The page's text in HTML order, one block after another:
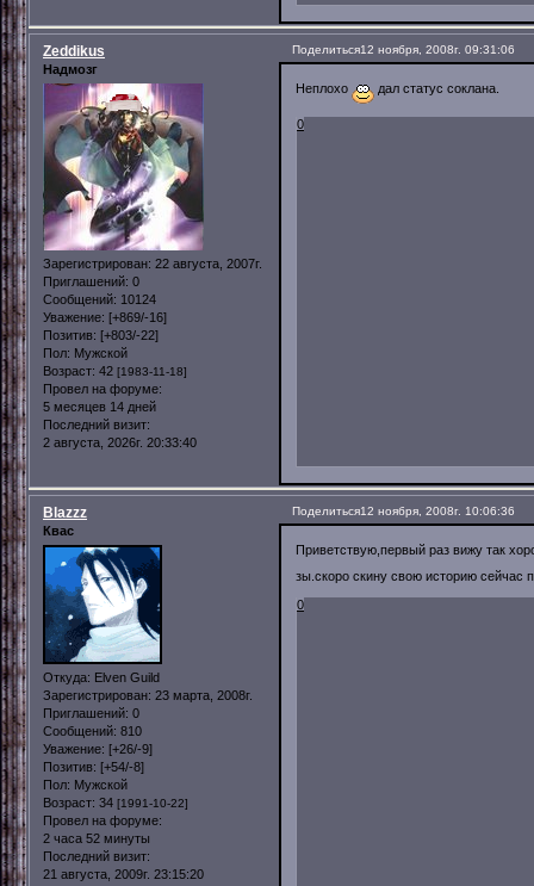
Поделиться12 ноября, 2008г. 09:31:06
Zeddikus
Надмозг
Зарегистрирован: 22 августа, 2007г.
Приглашений: 0
Сообщений: 10124
Уважение: [+869/-16]
Позитив: [+803/-22]
Пол: Мужской
Возраст: 42 [1983-11-18]
Провел на форуме:
5 месяцев 14 дней
Последний визит:
2 августа, 2026г. 20:33:40
Неплохо дал статус соклана.
0
Поделиться12 ноября, 2008г. 10:06:36
Blazzz
Квас
Откуда: Elven Guild
Зарегистрирован: 23 марта, 2008г.
Приглашений: 0
Сообщений: 810
Уважение: [+26/-9]
Позитив: [+54/-8]
Пол: Мужской
Возраст: 34 [1991-10-22]
Провел на форуме:
2 часа 52 минуты
Последний визит:
21 августа, 2009г. 23:15:20
Приветствую,первый раз вижу так
зы.скоро скину свою историю сейчас
0